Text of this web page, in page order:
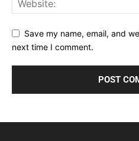
Save my name, email, and
next time I comment.